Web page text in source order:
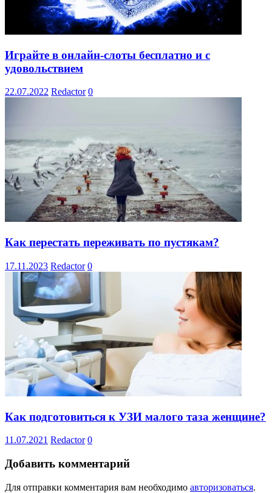
Играйте в онлайн-слоты бесплатно и с
удовольствием
22.07.2022 Redactor 0
Как перестать переживать по пустякам?
17.11.2023 Redactor 0
Как подготовиться к УЗИ малого таза женщине?
11.07.2021 Redactor 0
Добавить комментарий
Для отправки комментария вам необходимо авторизоваться.